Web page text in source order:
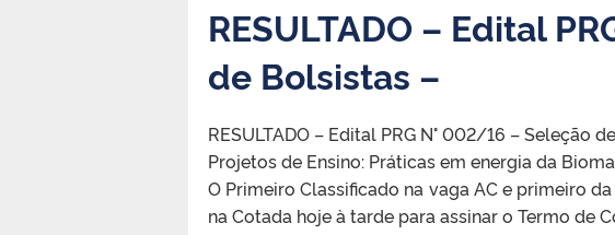
RESULTADO – Edital
de Bolsistas –
RESULTADO – Edital PRG N° 002/16 – Seleção
Projetos de Ensino: Práticas em energia da
O Primeiro Classificado na vaga AC e primeiro
na Cotada hoje à tarde para assinar o Termo de